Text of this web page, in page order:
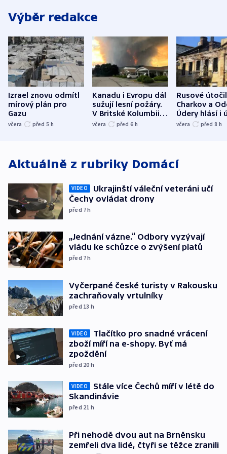
Výběr redakce
Izrael znovu odmítl
mírový plán pro
Gazu
včera před 5 h
Kanadu i Evropu dál
sužují lesní požáry.
V Britské Kolumbii
evakuovali tisíce lidí
včera před 6 h
Rusové
Charkov a
Údery hlásí i
Bělgorodu
včera před 8 h
Aktuálně z rubriky Domácí
VIDEO
Ukrajinští váleční veteráni učí
Čechy ovládat drony
před 7h
„Jednání vázne.“ Odbory vyzývají
vládu ke schůzce o zvýšení platů
před 7h
Vyčerpané české turisty v Rakousku
zachraňovaly vrtulníky
před 13 h
VIDEO
Tlačítko pro snadné vrácení
zboží míří na e-shopy. Byť má
zpoždění
před 20 h
VIDEO
Stále více Čechů míří v létě do
Skandinávie
před 21 h
Při nehodě dvou aut na Brněnsku
zemřeli dva lidé, čtyři se těžce zranili